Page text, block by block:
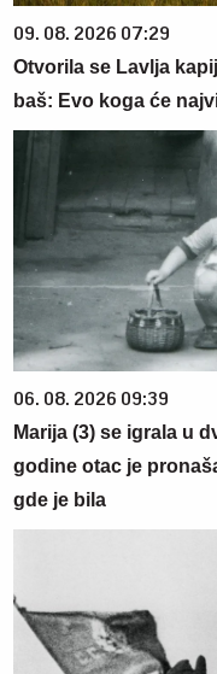
09. 08. 2026 07:29
Otvorila se Lavlja
baš: Evo koga će
06. 08. 2026 09:39
Marija (3) se igrala u
godine otac je
gde je bila